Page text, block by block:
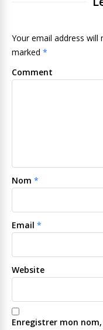
Your email address will
marked *
Comment
Nom *
Email *
Website
Enregistrer mon